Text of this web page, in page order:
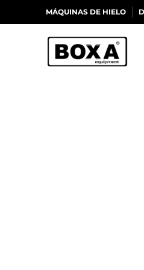
MÁQUINAS DE HIELO